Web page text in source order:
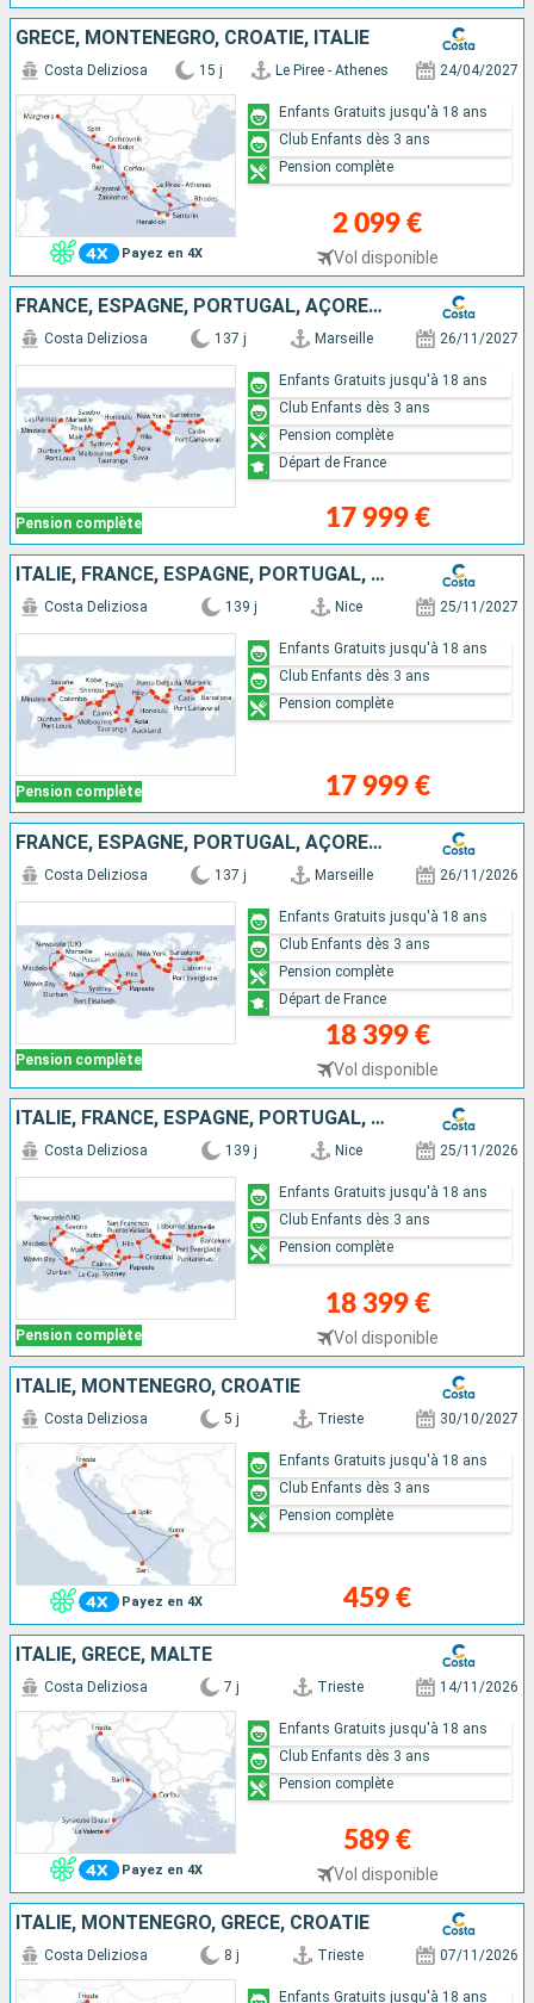
GRÈCE, MONTENEGRO, CROATIE, ITALIE
Payez en 4X
Costa Deliziosa 15 j Le Piree - Athenes 24/04/2027
2 099 €
Vol disponible
Enfants Gratuits jusqu'à 18 ans
Club Enfants dès 3 ans
Pension complète
FRANCE, ESPAGNE, PORTUGAL, AÇORES, ÉTATS-UNIS, FLORIDE (USA), PANAMA, MEXIQUE, ÉTATS-UNIS, HAWAII, NOUVELLE-ZÉLANDE, AUSTRALIE, JAPON, MALAISIE, AFRIQUE DU SUD
Pension complète
Costa Deliziosa 137 j Marseille 26/11/2027
17 999 €
Enfants Gratuits jusqu'à 18 ans
Club Enfants dès 3 ans
Pension complète
Départ de France
ITALIE, FRANCE, ESPAGNE, PORTUGAL, AÇORES, ÉTATS-UNIS, FLORIDE (USA), PANAMA, ÉTATS-UNIS, HAWAII, NOUVELLE-ZÉLANDE, AUSTRALIE, JAPON, MALAISIE, AFRIQUE DU SUD
Pension complète
Costa Deliziosa 139 j Nice 25/11/2027
17 999 €
Enfants Gratuits jusqu'à 18 ans
Club Enfants dès 3 ans
Pension complète
FRANCE, ESPAGNE, PORTUGAL, AÇORES, ÉTATS-UNIS, FLORIDE (USA), MEXIQUE, ÉTATS-UNIS, HAWAII, POLYNÉSIE, FIJI, AUSTRALIE, JAPON, CORÉE DU SUD, AFRIQUE DU SUD
Pension complète
Costa Deliziosa 137 j Marseille 26/11/2026
18 399 €
Vol disponible
Enfants Gratuits jusqu'à 18 ans
Club Enfants dès 3 ans
Pension complète
Départ de France
ITALIE, FRANCE, ESPAGNE, PORTUGAL, AÇORES, ÉTATS-UNIS, FLORIDE (USA), MEXIQUE, ÉTATS-UNIS, HAWAII, POLYNÉSIE, FIJI, AUSTRALIE, JAPON, AFRIQUE DU SUD
Pension complète
Costa Deliziosa 139 j Nice 25/11/2026
18 399 €
Vol disponible
Enfants Gratuits jusqu'à 18 ans
Club Enfants dès 3 ans
Pension complète
ITALIE, MONTENEGRO, CROATIE
Payez en 4X
Costa Deliziosa 5 j Trieste 30/10/2027
459 €
Enfants Gratuits jusqu'à 18 ans
Club Enfants dès 3 ans
Pension complète
ITALIE, GRÈCE, MALTE
Payez en 4X
Costa Deliziosa 7 j Trieste 14/11/2026
589 €
Vol disponible
Enfants Gratuits jusqu'à 18 ans
Club Enfants dès 3 ans
Pension complète
ITALIE, MONTENEGRO, GRÈCE, CROATIE
Costa Deliziosa 8 j Trieste 07/11/2026
Enfants Gratuits jusqu'à 18 ans